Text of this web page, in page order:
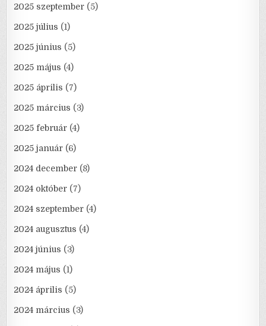
2025 szeptember (5)
2025 július (1)
2025 június (5)
2025 május (4)
2025 április (7)
2025 március (3)
2025 február (4)
2025 január (6)
2024 december (8)
2024 október (7)
2024 szeptember (4)
2024 augusztus (4)
2024 június (3)
2024 május (1)
2024 április (5)
2024 március (3)